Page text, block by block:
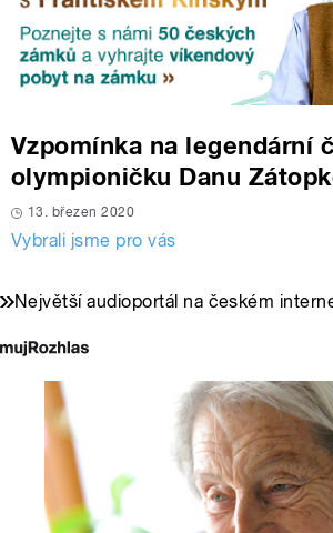
Vzpomínka na legendární
olympioničku Danu
13. březen 2020
Vybrali jsme pro vás
Největší audioportál na českém